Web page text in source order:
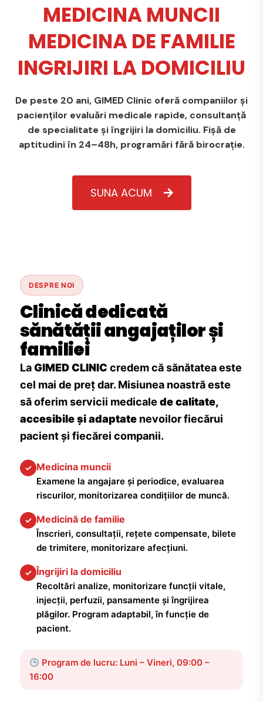
MEDICINA MUNCII
MEDICINA DE FAMILIE
INGRIJIRI LA DOMICILIU
De peste 20 ani, GIMED Clinic oferă companiilor și
pacienților evaluări medicale rapide, consultanță
de specialitate și îngrijiri la domiciliu. Fișă de
aptitudini în 24–48h, programări fără birocrație.
SUNA ACUM
DESPRE NOI
Clinică dedicată
sănătății angajaților și
familiei
LaGIMED CLINIC credem că sănătatea este
cel mai de preț dar. Misiunea noastră este
să oferim servicii medicale de calitate,
accesibile și adaptate nevoilor fiecărui
pacient și fiecărei companii.
✓ Medicina muncii
Examene la angajare și periodice, evaluarea
riscurilor, monitorizarea condițiilor de muncă.
✓ Medicină de familie
Înscrieri, consultații, rețete compensate, bilete
de trimitere, monitorizare afecțiuni.
✓ Îngrijiri la domiciliu
Recoltări analize, monitorizare funcții vitale,
injecții, perfuzii, pansamente și îngrijirea
plăgilor. Program adaptabil, în funcție de
pacient.
Program de lucru: Luni – Vineri, 09:00 –
16:00